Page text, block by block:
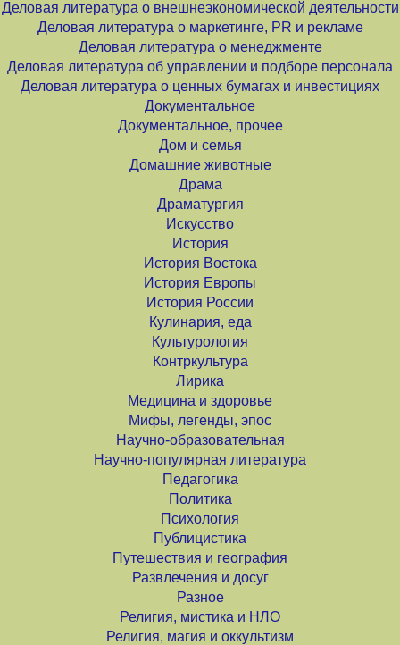
Деловая литература о внешнеэкономической деятельности
Деловая литература о маркетинге, PR и рекламе
Деловая литература о менеджменте
Деловая литература об управлении и подборе персонала
Деловая литература о ценных бумагах и инвестициях
Документальное
Документальное, прочее
Дом и семья
Домашние животные
Драма
Драматургия
Искусство
История
История Востока
История Европы
История России
Кулинария, еда
Культурология
Контркультура
Лирика
Медицина и здоровье
Мифы, легенды, эпос
Научно-образовательная
Научно-популярная литература
Педагогика
Политика
Психология
Публицистика
Путешествия и география
Развлечения и досуг
Разное
Религия, мистика и НЛО
Религия, магия и оккультизм